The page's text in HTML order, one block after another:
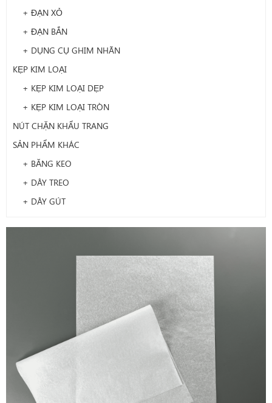
+ ĐẠN XỎ
+ ĐẠN BẮN
+ DỤNG CỤ GHIM NHÃN
KẸP KIM LOẠI
+ KẸP KIM LOẠI DẸP
+ KẸP KIM LOẠI TRÒN
NÚT CHẶN KHẨU TRANG
SẢN PHẨM KHÁC
+ BĂNG KEO
+ DÂY TREO
+ DÂY GÚT